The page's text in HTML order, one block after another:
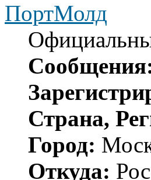
ПортМолд
Страна,
Город:
Откуда: